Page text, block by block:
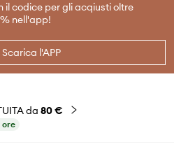
il codice per gli acqiusti oltre
nell'app!
Scarica l'APP
da 80 €
ore